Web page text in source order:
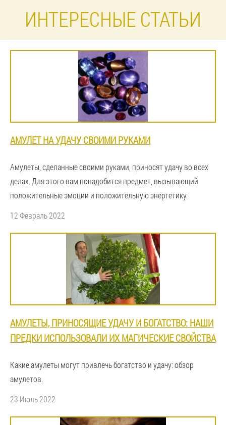
ИНТЕРЕСНЫЕ СТАТЬИ
АМУЛЕТ НА УДАЧУ СВОИМИ РУКАМИ
Амулеты, сделанные своими руками, приносят удачу во всех
делах. Для этого вам понадобится предмет, вызывающий
положительные эмоции и положительную энергетику.
12 Февраль 2022
АМУЛЕТЫ, ПРИНОСЯЩИЕ УДАЧУ И БОГАТСТВО: НАШИ
ПРЕДКИ ИСПОЛЬЗОВАЛИ ИХ МАГИЧЕСКИЕ СВОЙСТВА
Какие амулеты могут привлечь богатство и удачу: обзор
амулетов.
23 Июль 2022